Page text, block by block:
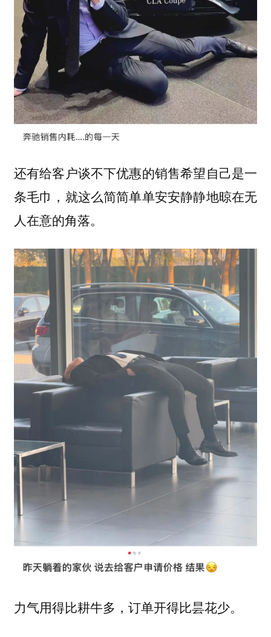
还有给客户谈不下优惠的销售希望自己是一
条毛巾，就这么简简单单安安静静地晾在无
人在意的角落。
力气用得比耕牛多，订单开得比昙花少。